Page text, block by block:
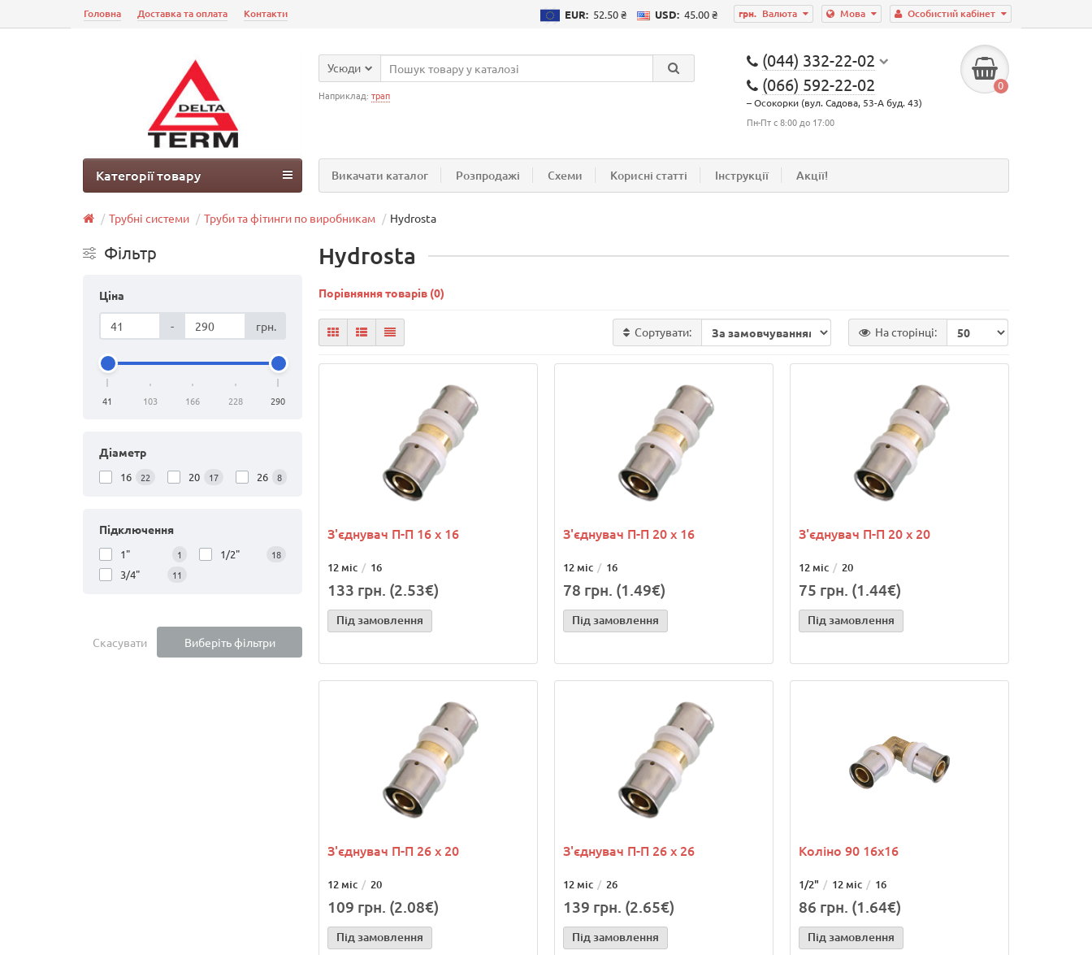
Особистий кабінет
Мова
грн. Валюта
EUR: 52.50 ₴ USD: 45.00 ₴
Головна Доставка та оплата Контакти
(044) 332-22-02
(066) 592-22-02
– Осокорки (вул. Садова, 53-А буд. 43)
Пн-Пт с 8:00 до 17:00
0
Усюди
Наприклад: трап
Викачати каталог Розпродажі Схеми Корисні статті Інструкції Акції!
Категорії товару
Трубні системи Труби та фітинги по виробникам Hydrosta
Фільтр
Ціна
- грн.
41 103 166 228 290
Діаметр
16 22 20 17 26 8
Підключення
1" 1 1/2" 18
3/4" 11
Скасувати Виберіть фільтри
Hydrosta
Порівняння товарів (0)
Сортувати: На сторінці:
З'єднувач П-П 16 х 16
12 міс 16
133 грн. (2.53€)
Під замовлення
З'єднувач П-П 20 х 16
12 міс 16
78 грн. (1.49€)
Під замовлення
З'єднувач П-П 20 х 20
12 міс 20
75 грн. (1.44€)
Під замовлення
З'єднувач П-П 26 х 20
12 міс 20
109 грн. (2.08€)
Під замовлення
З'єднувач П-П 26 х 26
12 міс 26
139 грн. (2.65€)
Під замовлення
Коліно 90 16х16
1/2" 12 міс 16
86 грн. (1.64€)
Під замовлення